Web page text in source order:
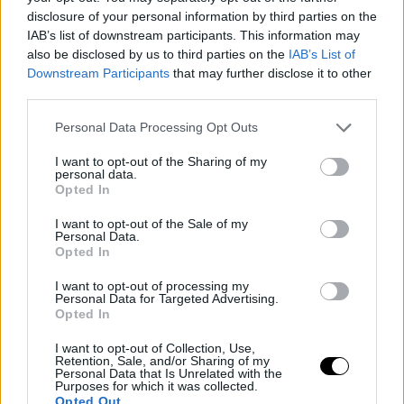
disclosure of your personal information by third parties on the
IAB’s list of downstream participants. This information may
also be disclosed by us to third parties on the IAB’s List of
Downstream Participants that may further disclose it to other
Personal Data Processing Opt Outs
I want to opt-out of the Sharing of my
personal data.
Opted In
I want to opt-out of the Sale of my
Personal Data.
Opted In
I want to opt-out of processing my
Personal Data for Targeted Advertising.
Opted In
I want to opt-out of Collection, Use,
Retention, Sale, and/or Sharing of my
Personal Data that Is Unrelated with the
Purposes for which it was collected.
Opted Out
de Giannis
La posible llegada deAntetokounmposupondría un
salto de calidad evidente, aunque todo dependería del
precio a pagar. El traspaso por Durant ya dejó a los
Rockets sin varios jugadores importantes de la rotación.
A esa situación se sumó la baja de
Fred VanVleet
lesionado antes del inicio de la temporada poco
después de completarse la operación por Durant, lo que
generó otro vacío en la plantilla.
Pese a contar con un importante volumen de activos,
queda por ver si Houston puede presentar una oferta
que satisfaga a Milwaukee sin comprometer la
competitividad del equipo en torno a una hipotética